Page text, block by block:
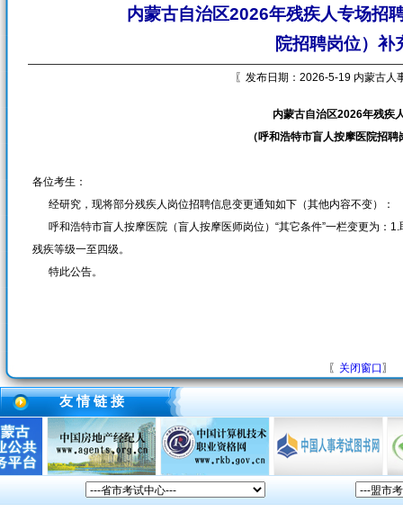
内蒙古自治区2026年残疾人专场招
院招聘岗位）补
〖发布日期：2026-5-19 内蒙古人
内蒙古自治区2026年残疾
（呼和浩特市盲人按摩医院招
各位考生：
经研究，现将部分残疾人岗位招聘信息变更通知如下（其他内容不变）：
呼和浩特市盲人按摩医院（盲人按摩医师岗位）“其它条件”一栏变更为：
残疾等级一至四级。
特此公告。
〖 关闭窗口 〗
友 情 链 接